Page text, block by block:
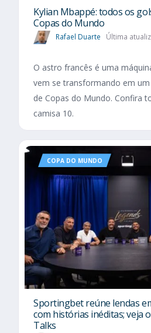
Kylian Mbappé: todos os
Copas do Mundo
Rafael Duarte Última
O astro francês é uma
vem se transformando em
de Copas do Mundo. Confira
camisa 10.
COPA DO MUNDO
Sportingbet reúne lendas
com histórias inéditas; veja
Talks